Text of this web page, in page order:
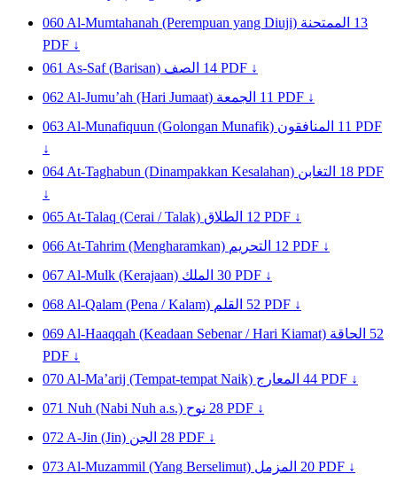
060 Al-Mumtahanah (Perempuan yang Diuji) الممتحنة 13
PDF ↓
061 As-Saf (Barisan) الصف 14 PDF ↓
062 Al-Jumu’ah (Hari Jumaat) الجمعة 11 PDF ↓
063 Al-Munafiquun (Golongan Munafik) المنافقون 11 PDF
↓
064 At-Taghabun (Dinampakkan Kesalahan) التغابن 18 PDF
↓
065 At-Talaq (Cerai / Talak) الطلاق 12 PDF ↓
066 At-Tahrim (Mengharamkan) التحريم 12 PDF ↓
067 Al-Mulk (Kerajaan) الملك 30 PDF ↓
068 Al-Qalam (Pena / Kalam) القلم 52 PDF ↓
069 Al-Haaqqah (Keadaan Sebenar / Hari Kiamat) الحاقة 52
PDF ↓
070 Al-Ma’arij (Tempat-tempat Naik) المعارج 44 PDF ↓
071 Nuh (Nabi Nuh a.s.) نوح 28 PDF ↓
072 A-Jin (Jin) الجن 28 PDF ↓
073 Al-Muzammil (Yang Berselimut) المزمل 20 PDF ↓